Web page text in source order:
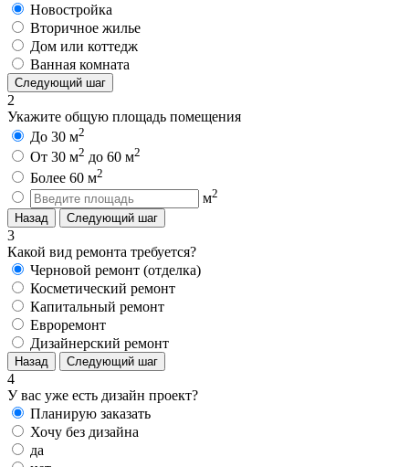
Новостройка
Вторичное жилье
Дом или коттедж
Ванная комната
Следующий шаг
2
Укажите общую площадь помещения
До 30 м2
От 30 м2 до 60 м2
Более 60 м2
м2
Назад
Следующий шаг
3
Какой вид ремонта требуется?
Черновой ремонт (отделка)
Косметический ремонт
Капитальный ремонт
Евроремонт
Дизайнерский ремонт
Назад Следующий шаг
4
У вас уже есть дизайн проект?
Планирую заказать
Хочу без дизайна
да